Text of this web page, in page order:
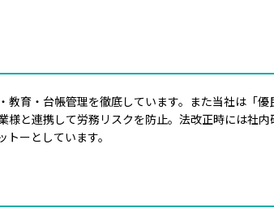
育・台帳管理を徹底しています。また当社は「
と連携して労務リスクを防止。法改正時には社
ーとしています。